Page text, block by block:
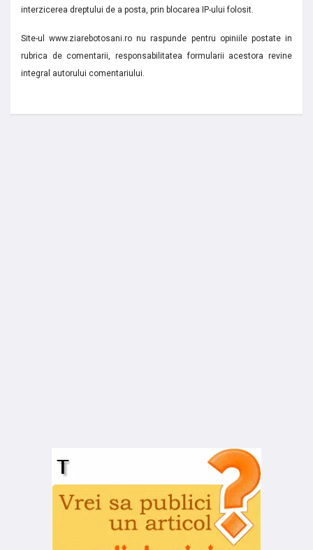
interzicerea dreptului de a posta, prin blocarea IP-ului folosit.
Site-ul www.ziarebotosani.ro nu raspunde pentru opiniile postate in
rubrica de comentarii, responsabilitatea formularii acestora revine
integral autorului comentariului.